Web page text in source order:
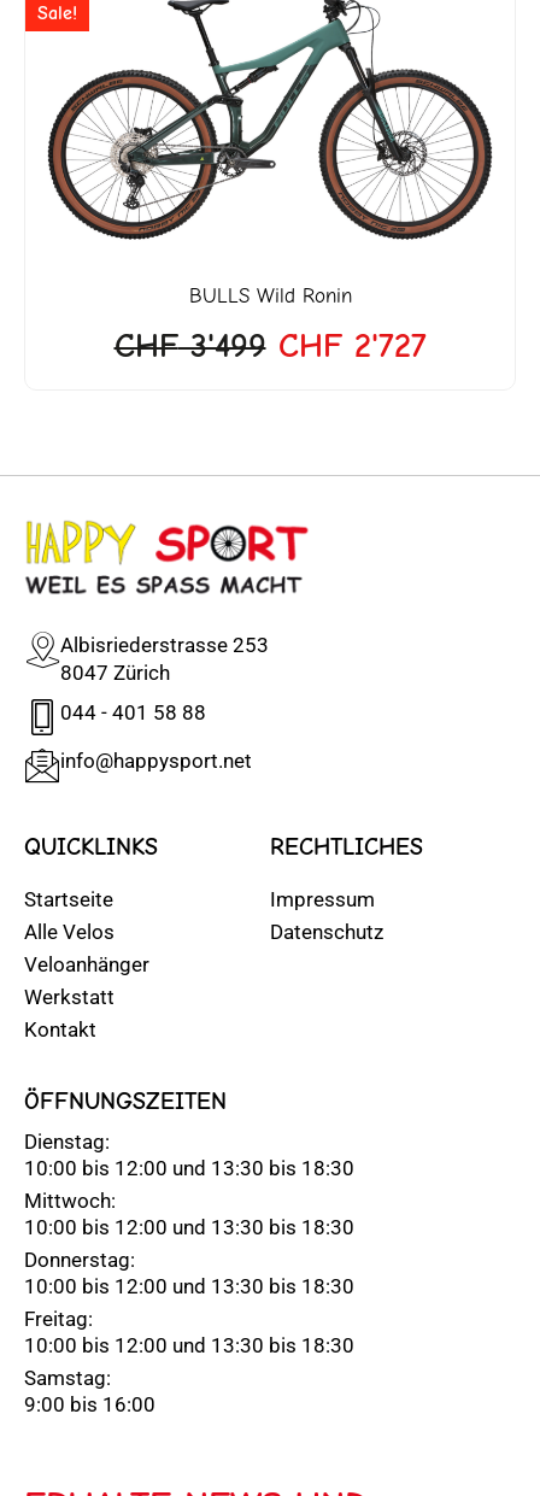
Sale!
BULLSWild Ronin
CHF3'499
Preis
war:
CHF 3'499
CHF2'727
ist:
CHF
Albisriederstrasse 253
8047 Zürich
044 - 401 58 88
info@happysport.net
QUICKLINKS
Startseite
Alle Velos
Veloanhänger
Werkstatt
Kontakt
RECHTLICHES
Impressum
Datenschutz
ÖFFNUNGSZEITEN
Dienstag:
10:00 bis 12:00 und 13:30 bis 18:30
Mittwoch:
10:00 bis 12:00 und 13:30 bis 18:30
Donnerstag:
10:00 bis 12:00 und 13:30 bis 18:30
Freitag:
10:00 bis 12:00 und 13:30 bis 18:30
Samstag:
9:00 bis 16:00